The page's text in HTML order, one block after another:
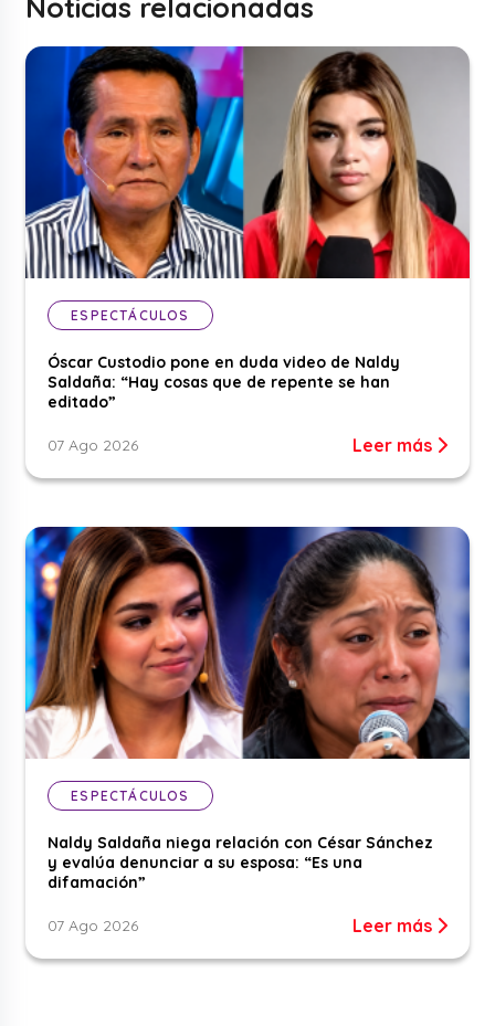
ESPECTÁCULOS
Óscar Custodio pone en duda video de Naldy
Saldaña: “Hay cosas que de repente se han
editado”
07 Ago 2026 Leer más
ESPECTÁCULOS
Naldy Saldaña niega relación con César Sánchez
y evalúa denunciar a su esposa: “Es una
difamación”
07 Ago 2026 Leer más